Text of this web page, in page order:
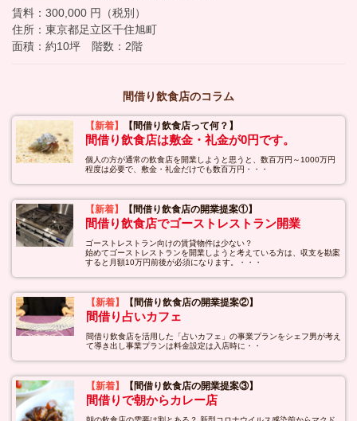
賃料：300,000 円（税別）
住所：東京都足立区千住旭町
面積：約10坪 階数：2階
間借り飲食店のコラム
【新着】 【間借り飲食店って何？】
間借り飲食店は敷金・礼金が0円です。
個人の方が通常の飲食店を開業しようと思うと、数百万円～1000万円
程度は必要で、敷金・礼金だけでも数百万円・・・
【新着】 【間借り飲食店の開業提案①】
間借り飲食店でゴーストレストラン開業
ゴーストレストラン向けの賃貸物件は少ない？
始めてゴーストレストランを開業しようと考えている方は、収支を勘案
すると月額10万円前後が必須になります。・・・
【新着】 【間借り飲食店の開業提案②】
間借り占いカフェ
間借り飲食店を活用した「占いカフェ」の事業プランをシェフ男が考え
て導き出し事業プランは料金設定は入店時に・・
【新着】 【間借り飲食店の開業提案③】
間借りで朝からカレー店